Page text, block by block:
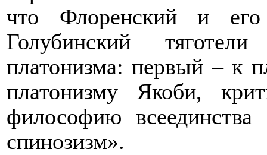
что Флоренский и
Голубинский
платонизма: первый – к
платонизму Якоби,
философию
спинозизм».